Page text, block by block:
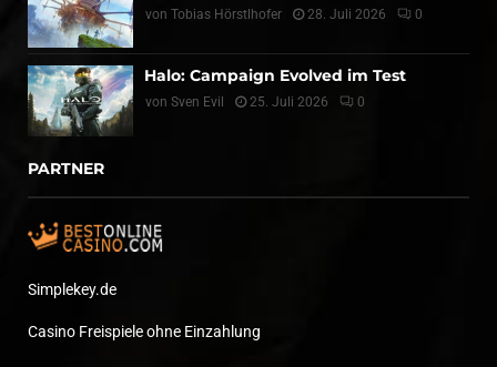
von Tobias Hörstlhofer 28. Juli 2026 0
Halo: Campaign Evolved im Test
von Sven Evil 25. Juli 2026 0
PARTNER
Simplekey.de
Casino Freispiele ohne Einzahlung